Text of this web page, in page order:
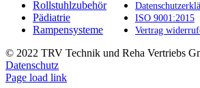
Rollstuhlzubehör
Pädiatrie
Rampensysteme
ISO 9001:2015
Vertrag
© 2022 TRV Technik und Reha Vertriebs
Datenschutz
Facebook
Instagram
E-
Page load link